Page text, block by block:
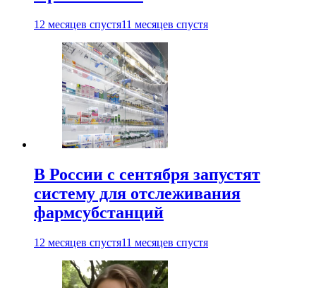
12 месяцев спустя11 месяцев спустя
В России с сентября запустят
систему для отслеживания
фармсубстанций
12 месяцев спустя11 месяцев спустя